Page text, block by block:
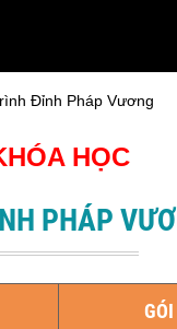
Đỉnh Pháp Vương
HỌC
PHÁP